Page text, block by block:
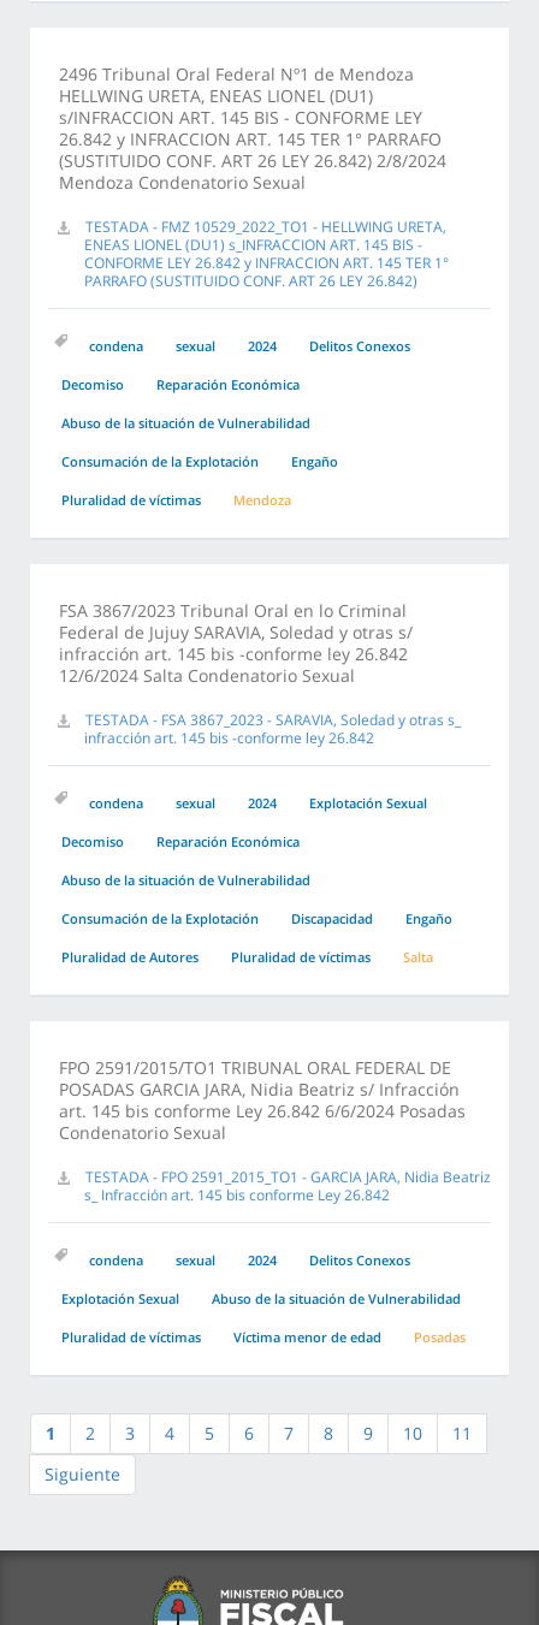
2496 Tribunal Oral Federal Nº1 de Mendoza
HELLWING URETA, ENEAS LIONEL (DU1)
s/INFRACCION ART. 145 BIS - CONFORME LEY
26.842 y INFRACCION ART. 145 TER 1° PARRAFO
(SUSTITUIDO CONF. ART 26 LEY 26.842) 2/8/2024
Mendoza Condenatorio Sexual
TESTADA - FMZ 10529_2022_TO1 - HELLWING URETA,
ENEAS LIONEL (DU1) s_INFRACCION ART. 145 BIS -
CONFORME LEY 26.842 y INFRACCION ART. 145 TER 1°
PARRAFO (SUSTITUIDO CONF. ART 26 LEY 26.842)
condena sexual 2024 Delitos Conexos
Decomiso Reparación Económica
Abuso de la situación de Vulnerabilidad
Consumación de la Explotación Engaño
Pluralidad de víctimas Mendoza
FSA 3867/2023 Tribunal Oral en lo Criminal
Federal de Jujuy SARAVIA, Soledad y otras s/
infracción art. 145 bis -conforme ley 26.842
12/6/2024 Salta Condenatorio Sexual
TESTADA - FSA 3867_2023 - SARAVIA, Soledad y otras s_
infracción art. 145 bis -conforme ley 26.842
condena sexual 2024 Explotación Sexual
Decomiso Reparación Económica
Abuso de la situación de Vulnerabilidad
Consumación de la Explotación Discapacidad Engaño
Pluralidad de Autores Pluralidad de víctimas Salta
FPO 2591/2015/TO1 TRIBUNAL ORAL FEDERAL DE
POSADAS GARCIA JARA, Nidia Beatriz s/ Infracción
art. 145 bis conforme Ley 26.842 6/6/2024 Posadas
Condenatorio Sexual
TESTADA - FPO 2591_2015_TO1 - GARCIA JARA, Nidia Beatriz
s_ Infracción art. 145 bis conforme Ley 26.842
condena sexual 2024 Delitos Conexos
Explotación Sexual Abuso de la situación de Vulnerabilidad
Pluralidad de víctimas Víctima menor de edad Posadas
1 2 3 4 5 6 7 8 9 10
11
Siguiente